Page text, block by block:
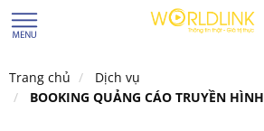
Trang chủ
Dịch vụ
BOOKING QUẢNG CÁO TRUYỀN HÌNH